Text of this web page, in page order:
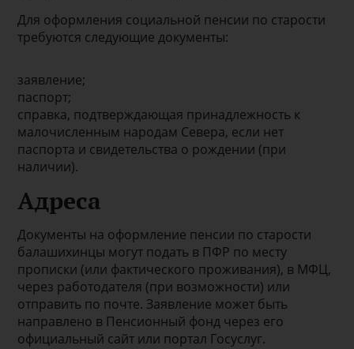
Для оформления социальной пенсии по старости
требуются следующие документы:
заявление;
паспорт;
справка, подтверждающая принадлежность к
малочисленным народам Севера, если нет
паспорта и свидетельства о рождении (при
наличии).
Адреса
Документы на оформление пенсии по старости
балашихинцы могут подать в ПФР по месту
прописки (или фактического проживания), в МФЦ,
через работодателя (при возможности) или
отправить по почте. Заявление может быть
направлено в Пенсионный фонд через его
официальный сайт или портал Госуслуг.